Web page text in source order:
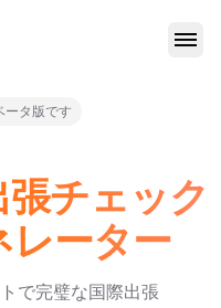
ータ版です
チェック
レーター
で完璧な国際出張